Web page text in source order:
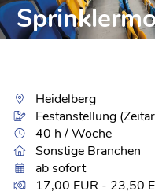
Heidelberg
Festanstellung
40 h / Woche
Sonstige Branchen
ab sofort
17,00 EUR - 23,50